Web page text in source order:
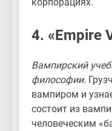
4. «Empire
Вампирский
философии.
вампиром и
состоит из
человеческим